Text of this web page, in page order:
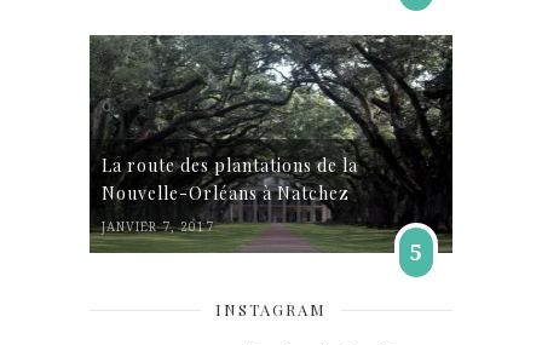
La route des plantations de la
Nouvelle-Orléans à Natchez
JANVIER 7, 2017
5
INSTAGRAM